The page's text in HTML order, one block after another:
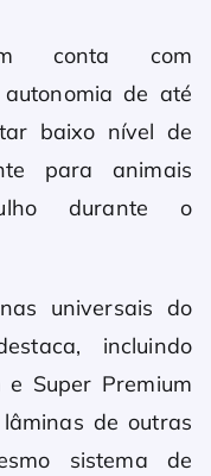
conta com
de até
baixo nível de
para animais
durante o
universais do
incluindo
Super Premium
de outras
sistema de